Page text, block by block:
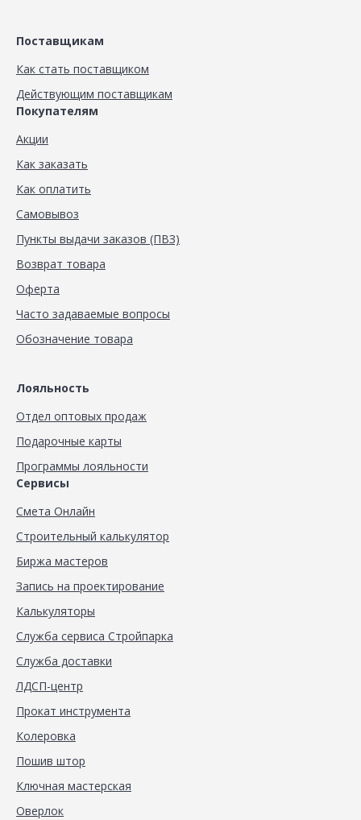
Поставщикам
Как стать поставщиком
Действующим поставщикам
Покупателям
Акции
Как заказать
Как оплатить
Самовывоз
Пункты выдачи заказов (ПВЗ)
Возврат товара
Оферта
Часто задаваемые вопросы
Обозначение товара
Лояльность
Отдел оптовых продаж
Подарочные карты
Программы лояльности
Сервисы
Смета Онлайн
Строительный калькулятор
Биржа мастеров
Запись на проектирование
Калькуляторы
Служба сервиса Стройпарка
Служба доставки
ЛДСП-центр
Прокат инструмента
Колеровка
Пошив штор
Ключная мастерская
Оверлок